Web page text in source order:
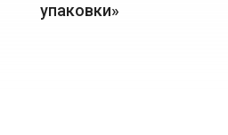
упаковки»